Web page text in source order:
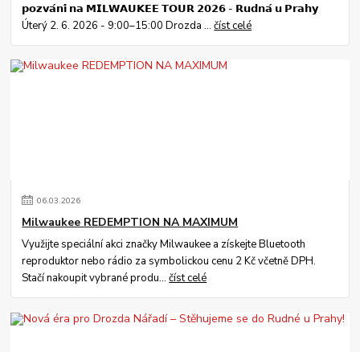
𝗽𝗼𝘇𝘃𝗮́𝗻𝗶́ 𝗻𝗮 𝗠𝗜𝗟𝗪𝗔𝗨𝗞𝗘𝗘 𝗧𝗢𝗨𝗥 𝟮𝟬𝟮𝟲 - 𝗥𝘂𝗱𝗻𝗮́ 𝘂 𝗣𝗿𝗮𝗵𝘆
Úterý 2. 6. 2026 - 9:00–15:00 Drozda ...číst celé
06.03.2026
Milwaukee REDEMPTION NA MAXIMUM
Využijte speciální akci značky Milwaukee a získejte Bluetooth
reproduktor nebo rádio za symbolickou cenu 2 Kč včetně DPH.
Stačí nakoupit vybrané produ...číst celé